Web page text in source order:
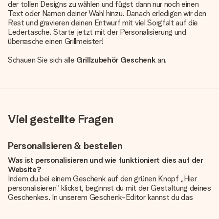
der tollen Designs zu wählen und fügst dann nur noch einen
Text oder Namen deiner Wahl hinzu. Danach erledigen wir den
Rest und gravieren deinen Entwurf mit viel Sorgfalt auf die
Ledertasche. Starte jetzt mit der Personalisierung und
überrasche einen Grillmeister!
Schauen Sie sich alle Grillzubehör Geschenk an.
Viel gestellte Fragen
Personalisieren & bestellen
Was ist personalisieren und wie funktioniert dies auf der
Website?
Indem du bei einem Geschenk auf den grünen Knopf „Hier
personalisieren“ klickst, beginnst du mit der Gestaltung deines
Geschenkes. In unserem Geschenk-Editor kannst du das